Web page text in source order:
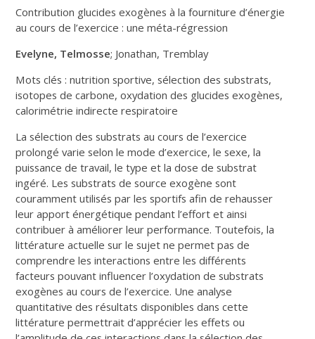
Contribution glucides exogènes à la fourniture d’énergie
au cours de l’exercice : une méta-régression
Evelyne, Telmosse; Jonathan, Tremblay
Mots clés : nutrition sportive, sélection des substrats,
isotopes de carbone, oxydation des glucides exogènes,
calorimétrie indirecte respiratoire
La sélection des substrats au cours de l’exercice
prolongé varie selon le mode d’exercice, le sexe, la
puissance de travail, le type et la dose de substrat
ingéré. Les substrats de source exogène sont
couramment utilisés par les sportifs afin de rehausser
leur apport énergétique pendant l’effort et ainsi
contribuer à améliorer leur performance. Toutefois, la
littérature actuelle sur le sujet ne permet pas de
comprendre les interactions entre les différents
facteurs pouvant influencer l’oxydation de substrats
exogènes au cours de l’exercice. Une analyse
quantitative des résultats disponibles dans cette
littérature permettrait d’apprécier les effets ou